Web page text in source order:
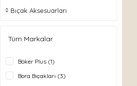
Bıçak Aksesuarları
Tüm Markalar
Böker Plus (1)
Bora Bıçakları (3)